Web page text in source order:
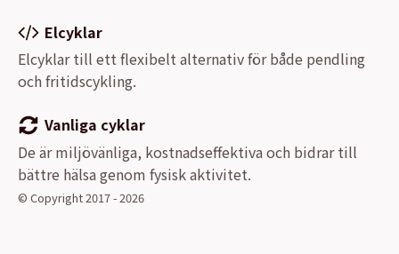
Elcyklar
Elcyklar till ett flexibelt alternativ för både pendling
och fritidscykling.
Vanliga cyklar
De är miljövänliga, kostnadseffektiva och bidrar till
bättre hälsa genom fysisk aktivitet.
© Copyright 2017 - 2026